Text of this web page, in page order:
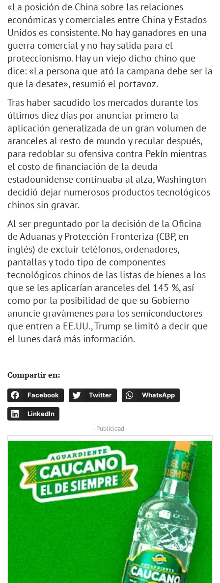
«La posición de China sobre las relaciones
económicas y comerciales entre China y Estados
Unidos es consistente. No hay ganadores en una
guerra comercial y no hay salida para el
proteccionismo. Hay un viejo dicho chino que
dice: «La persona que ató la campana debe ser la
que la desate», resumió el portavoz.
Tras haber sacudido los mercados durante los
últimos diez días por anunciar primero la
aplicación generalizada de un gran volumen de
aranceles al resto de mundo y recular después,
para redoblar su ofensiva contra Pekín mientras
el costo de financiación de la deuda
estadounidense continuaba al alza, Washington
decidió dejar numerosos productos tecnológicos
chinos sin gravar.
Al ser preguntado por la decisión de la Oficina
de Aduanas y Protección Fronteriza (CBP, en
inglés) de excluir teléfonos, ordenadores,
pantallas y todo tipo de componentes
tecnológicos chinos de las listas de bienes a los
que se les aplicarían aranceles del 145 %, así
como por la posibilidad de que su Gobierno
anuncie gravámenes para los semiconductores
que entren a EE.UU., Trump se limitó a decir que
el lunes dará más información.
Compartir en:
Facebook Twitter WhatsApp
LinkedIn
- Publicidad -